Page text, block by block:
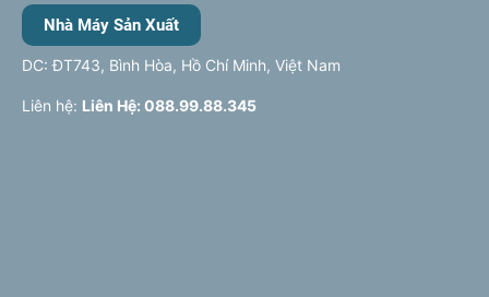
Nhà Máy Sản Xuất
DC: ĐT743, Bình Hòa, Hồ Chí Minh, Việt Nam
Liên hệ: Liên Hệ: 088.99.88.345